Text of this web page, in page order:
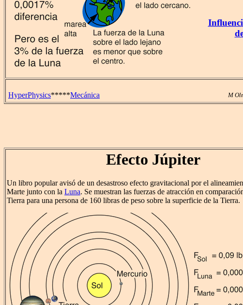
HyperPhysics*****Mecánica M
Efecto Júpiter
Un libro popular avisó de un desastroso efecto gravitacional por el
Marte junto con la Luna. Se muestran las fuerzas de atracción en
Tierra para una persona de 160 libras de peso sobre la superficie de la Tierra.